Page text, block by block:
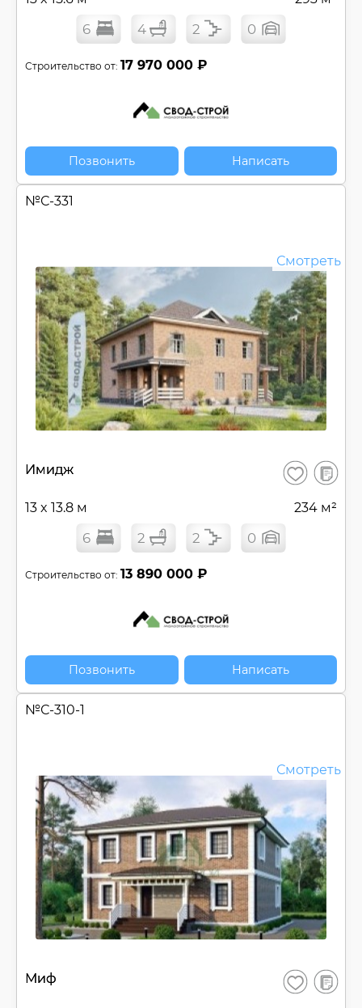
6 4 2 0
Строительство от: 17 970 000 ₽
Позвонить Написать
№С-331
Смотреть
Имидж Сохранить
В
13 x 13.8 м 234 м²
6 2 2 0
Строительство от: 13 890 000 ₽
Позвонить Написать
№С-310-1
Смотреть
Миф Сохранить
В